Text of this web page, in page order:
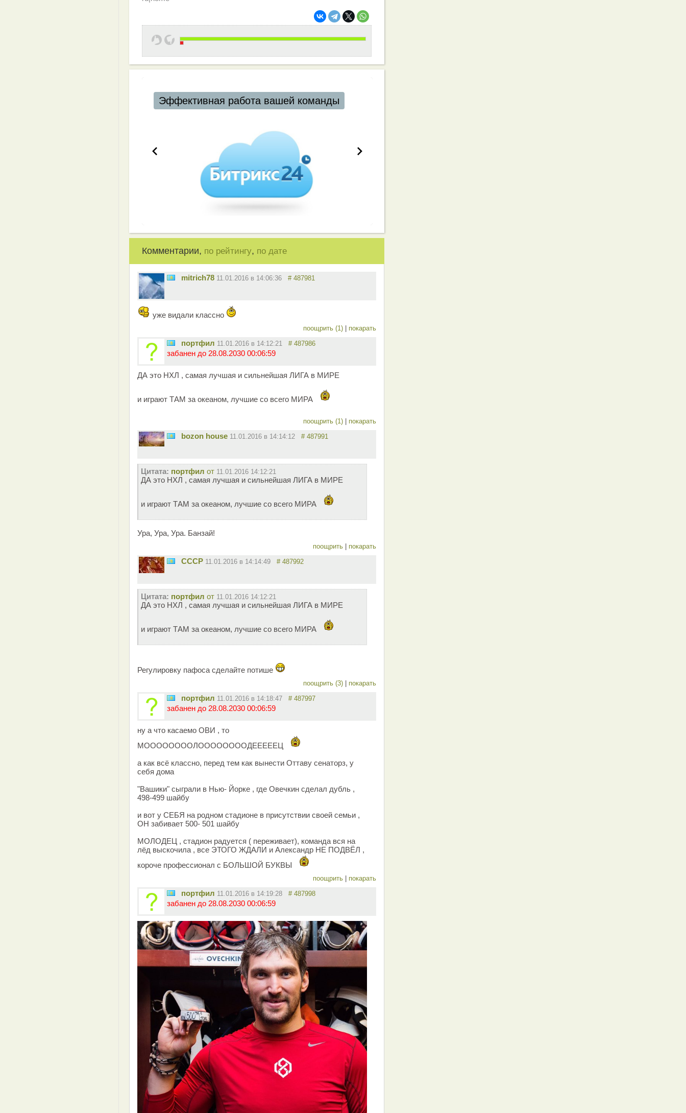
Эффективная работа вашей команды
Комментарии, по рейтингу, по дате
mitrich78 11.01.2016 в 14:06:36 # 487981
уже видали классно
поощрить (1) | покарать
портфил 11.01.2016 в 14:12:21 # 487986
забанен до 28.08.2030 00:06:59
ДА это НХЛ , самая лучшая и сильнейшая ЛИГА в МИРЕ
и играют ТАМ за океаном, лучшие со всего МИРА
поощрить (1) | покарать
bozon house 11.01.2016 в 14:14:12 # 487991
Цитата: портфил от 11.01.2016 14:12:21
ДА это НХЛ , самая лучшая и сильнейшая ЛИГА в МИРЕ
и играют ТАМ за океаном, лучшие со всего МИРА
Ура, Ура, Ура. Банзай!
поощрить | покарать
СССР 11.01.2016 в 14:14:49 # 487992
Цитата: портфил от 11.01.2016 14:12:21
ДА это НХЛ , самая лучшая и сильнейшая ЛИГА в МИРЕ
и играют ТАМ за океаном, лучшие со всего МИРА
Регулировку пафоса сделайте потише
поощрить (3) | покарать
портфил 11.01.2016 в 14:18:47 # 487997
забанен до 28.08.2030 00:06:59
ну а что касаемо ОВИ , то
МООООООООЛООООООООДЕЕЕЕЕЦ
а как всё классно, перед тем как вынести Оттаву сенаторз, у
себя дома
"Вашики" сыграли в Нью- Йорке , где Овечкин сделал дубль ,
498-499 шайбу
и вот у СЕБЯ на родном стадионе в присутствии своей семьи ,
ОН забивает 500- 501 шайбу
МОЛОДЕЦ , стадион радуется ( переживает), команда вся на
лёд выскочила , все ЭТОГО ЖДАЛИ и Александр НЕ ПОДВЁЛ ,
короче профессионал с БОЛЬШОЙ БУКВЫ
поощрить | покарать
портфил 11.01.2016 в 14:19:28 # 487998
забанен до 28.08.2030 00:06:59